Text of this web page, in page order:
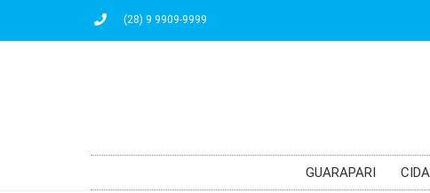
(28) 9 9909-9999
GUARAPARI